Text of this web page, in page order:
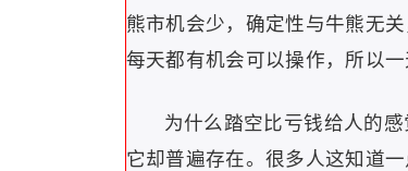
熊市机会少，确定性与牛熊无
每天都有机会可以操作，所以
为什么踏空比亏钱给人的
它却普遍存在。很多人这知道